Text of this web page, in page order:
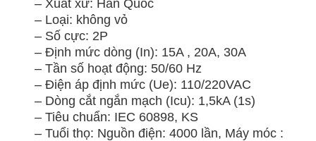
– Xuất xứ: Hàn Quốc
– Loại: không vỏ
– Số cực: 2P
– Định mức dòng (In): 15A , 20A, 30A
– Tần số hoạt động: 50/60 Hz
– Điện áp định mức (Ue): 110/220VAC
– Dòng cắt ngắn mạch (Icu): 1,5kA (1s)
– Tiêu chuẩn: IEC 60898, KS
– Tuổi thọ: Nguồn điện: 4000 lần, Máy móc :